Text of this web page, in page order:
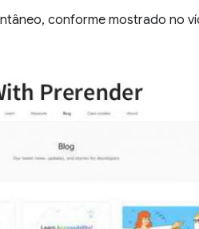
conforme mostrado no